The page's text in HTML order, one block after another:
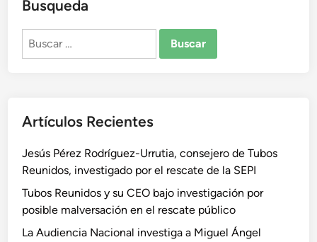
Busqueda
Buscar:
Artículos Recientes
Jesús Pérez Rodríguez-Urrutia, consejero de Tubos
Reunidos, investigado por el rescate de la SEPI
Tubos Reunidos y su CEO bajo investigación por
posible malversación en el rescate público
La Audiencia Nacional investiga a Miguel Ángel